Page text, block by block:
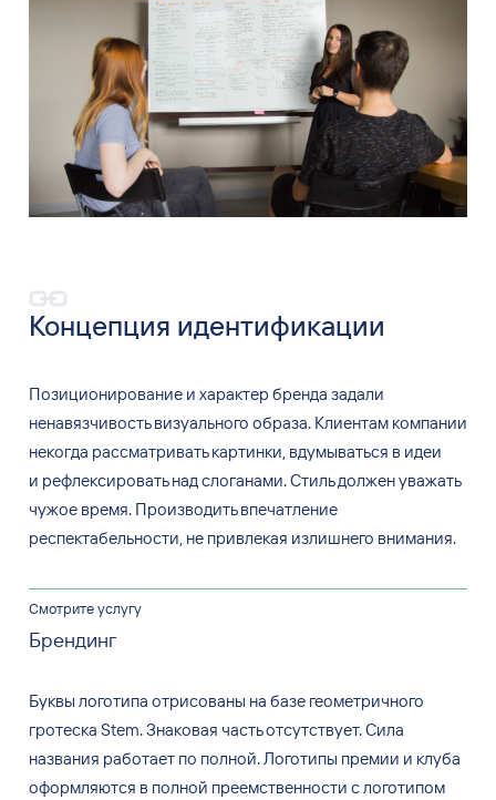
Концепция идентификации
Позиционирование и характер бренда задали
ненавязчивость визуального образа. Клиентам компании
некогда рассматривать картинки, вдумываться в идеи
и рефлексировать над слоганами. Стиль должен уважать
чужое время. Производить впечатление
респектабельности, не привлекая излишнего внимания.
Смотрите услугу
Брендинг
Буквы логотипа отрисованы на базе геометричного
гротеска Stem. Знаковая часть отсутствует. Сила
названия работает по полной. Логотипы премии и клуба
оформляются в полной преемственности слоготипом